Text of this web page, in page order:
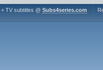
+ TV subtitles @ Subs4series.com